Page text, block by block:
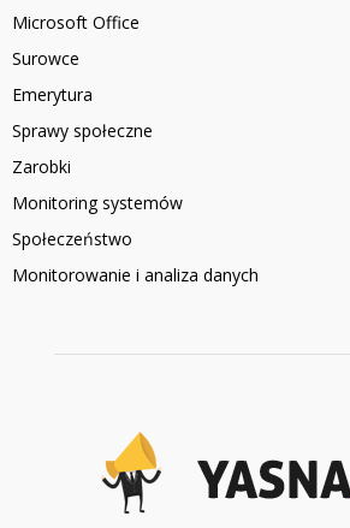
Microsoft Office
Surowce
Emerytura
Sprawy społeczne
Zarobki
Monitoring systemów
Społeczeństwo
Monitorowanie i analiza danych